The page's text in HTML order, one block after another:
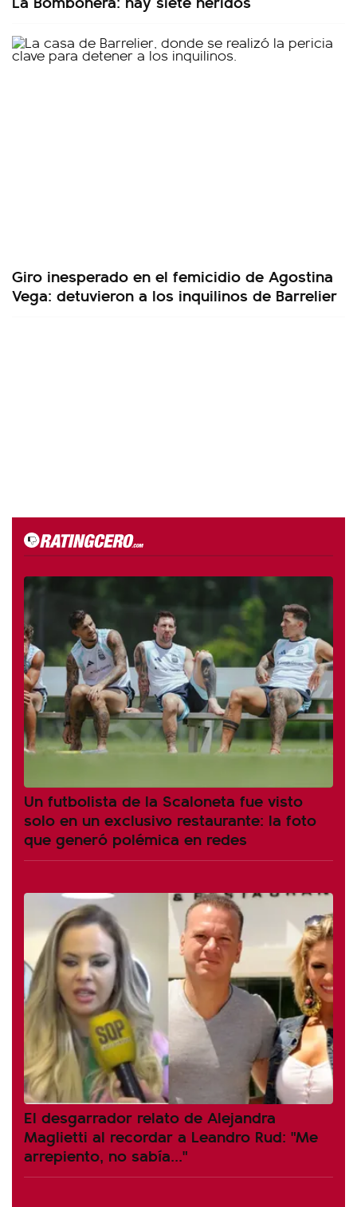
Giro inesperado en el femicidio de Agostina
Vega: detuvieron a los inquilinos de Barrelier
Un futbolista de la Scaloneta fue visto
solo en un exclusivo restaurante: la foto
que generó polémica en redes
El desgarrador relato de Alejandra
Maglietti al recordar a Leandro Rud: "Me
arrepiento, no sabía..."